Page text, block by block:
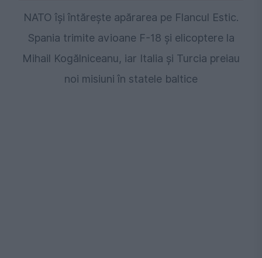
NATO își întărește apărarea pe Flancul Estic.
Spania trimite avioane F-18 și elicoptere la
Mihail Kogălniceanu, iar Italia și Turcia preiau
noi misiuni în statele baltice